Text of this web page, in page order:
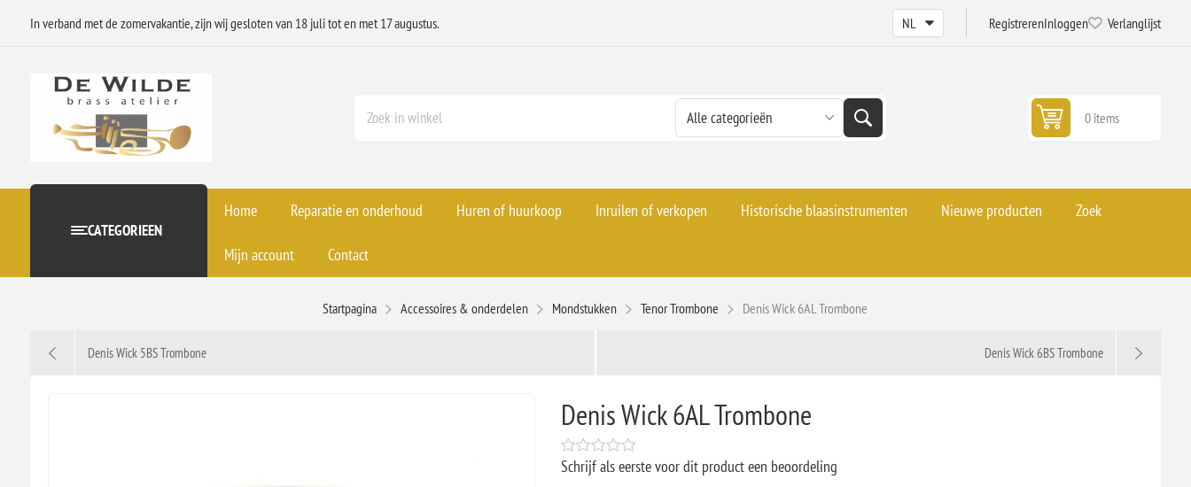
In verband met de zomervakantie, zijn wij gesloten van 18 juli tot en met 17 augustus. RegistrerenInloggen Verlanglijst
0 items
CATEGORIEEN
Home Reparatie en onderhoud Huren of huurkoop Inruilen of verkopen Historische blaasinstrumenten Nieuwe producten Zoek
Mijn account Contact
Startpagina Accessoires & onderdelen Mondstukken Tenor Trombone Denis Wick 6AL Trombone
Denis Wick 5BS Trombone Denis Wick 6BS Trombone
Denis Wick 6AL Trombone
Schrijf als eerste voor dit product een beoordeling